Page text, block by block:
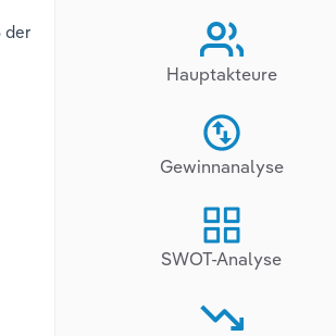
der
Hauptakteure
Gewinnanalyse
SWOT-Analyse